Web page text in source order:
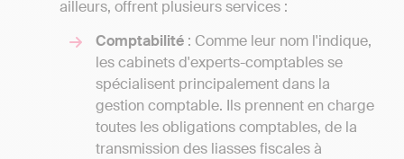
ailleurs, offrent plusieurs services :
Comptabilité : Comme leur nom l'indique,
les cabinets d'experts-comptables se
spécialisent principalement dans la
gestion comptable. Ils prennent en charge
toutes les obligations comptables, de la
transmission des liasses fiscales à